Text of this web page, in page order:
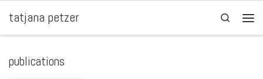
Zum Inhalt springen
tatjana petzer
Search
publications